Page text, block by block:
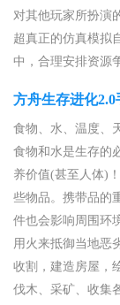
对其他玩家所扮演
超真正的仿真模拟
中，合理安排资源
方舟生存进化
食物、水、温度、
食物和水是生存的
养价值(甚至人体)
些物品。携带品的
件也会影响周围环
用火来抵御当地恶
收割，建造房屋，
伐木、采矿、收集